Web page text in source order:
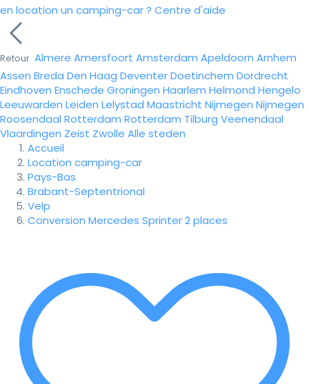
en location un camping-car ? Centre d'aide
Retour Almere Amersfoort Amsterdam Apeldoorn Arnhem
Assen Breda Den Haag DeventerDoetinchem Dordrecht
Eindhoven Enschede Groningen Haarlem Helmond Hengelo
Leeuwarden Leiden Lelystad Maastricht Nijmegen Nijmegen
Roosendaal Rotterdam Rotterdam Tilburg Veenendaal
Vlaardingen Zeist Zwolle Alle steden
Accueil
Location camping-car
Pays-Bas
Brabant-Septentrional
Velp
Conversion Mercedes Sprinter 2 places